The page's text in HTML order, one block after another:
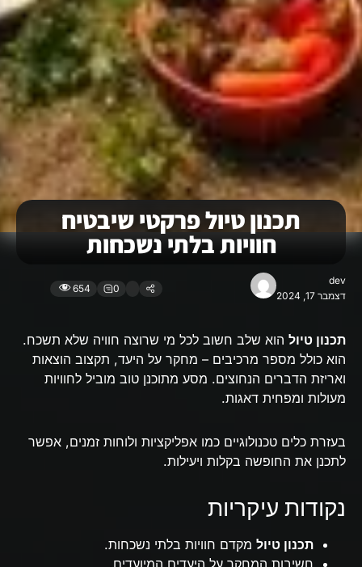
תכנון טיול פרקטי שיבטיח
חוויות בלתי נשכחות
dev
דצמבר 17, 2024
0
654
תכנון טיול הוא שלב חשוב לכל מי שרוצה חוויה שלא תשכח.
הוא כולל מספר מרכיבים – מחקר על היעד, תקצוב הוצאות
ואריזת הדברים הנחוצים. מסע מתוכנן טוב מוביל לחוויות
מעולות ומפחית דאגות.
בעזרת כלים טכנולוגיים כמו אפליקציות ולוחות זמנים, אפשר
לתכנן את החופשה בקלות ויעילות.
נקודות עיקריות
תכנון טיול מקדם חוויות בלתי נשכחות.
חשיבות המחקר על היעדים המיועדים.